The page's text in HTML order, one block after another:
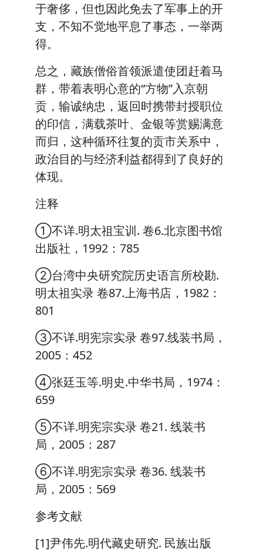
于奢侈，但也因此免去了军事上的开
支，不知不觉地平息了事态，一举两
得。
总之，藏族僧俗首领派遣使团赶着马
群，带着表明心意的“方物”入京朝
贡，输诚纳忠，返回时携带封授职位
的印信，满载茶叶、金银等赏赐满意
而归，这种循环往复的贡市关系中，
政治目的与经济利益都得到了良好的
体现。
注释
①不详.明太祖宝训. 卷6.北京图书馆
出版社，1992：785
②台湾中央研究院历史语言所校勘.
明太祖实录 卷87.上海书店，1982：
801
③不详.明宪宗实录 卷97.线装书局，
2005：452
④张廷玉等.明史.中华书局，1974：
659
⑤不详.明宪宗实录 卷21. 线装书
局，2005：287
⑥不详.明宪宗实录 卷36. 线装书
局，2005：569
参考文献
[1]尹伟先.明代藏史研究. 民族出版